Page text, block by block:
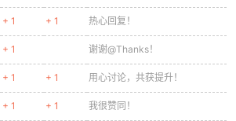
+ 1 + 1 热心回复！
+ 1 谢谢@Thanks！
+ 1 + 1 用心讨论，共获提升！
+ 1 + 1 我很赞同！